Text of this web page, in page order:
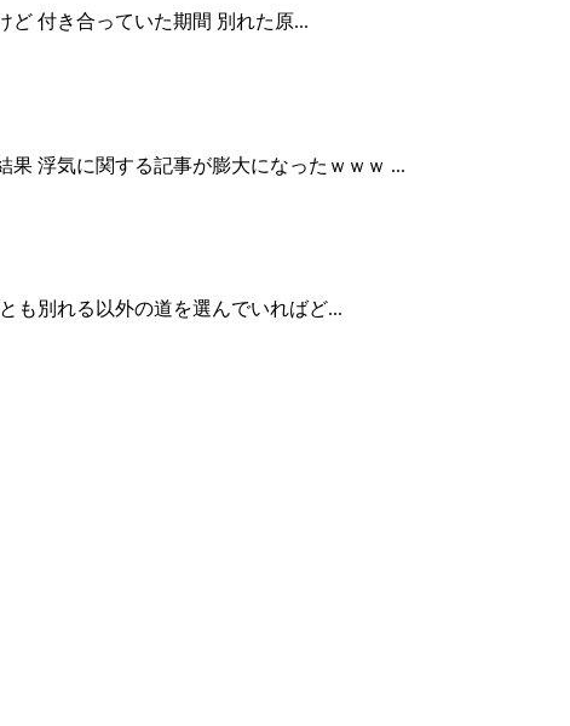
ど 付き合っていた期間 別れた原...
浮気に関する記事が膨大になったｗｗｗ ...
も別れる以外の道を選んでいればど...